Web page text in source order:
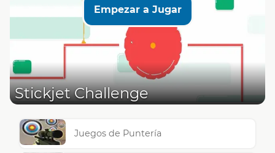
Empezar a Jugar
Stickjet Challenge
Juegos de Puntería